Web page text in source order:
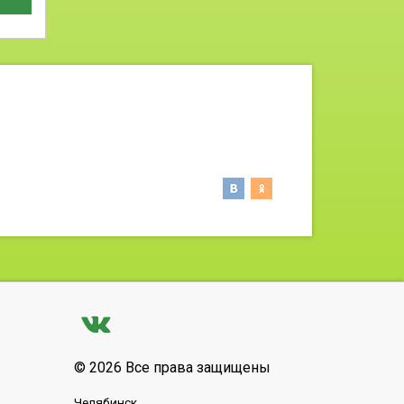
© 2026 Все права защищены